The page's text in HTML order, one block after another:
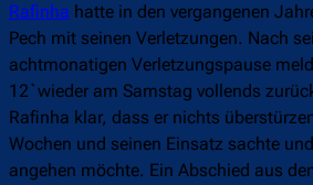
Rafinha hatte in den vergangenen
Pech mit seinen Verletzungen. Nach
achtmonatigen Verletzungspause
12`wieder am Samstag vollends
Rafinha klar, dass er nichts
Wochen und seinen Einsatz sachte
angehen möchte. Ein Abschied aus